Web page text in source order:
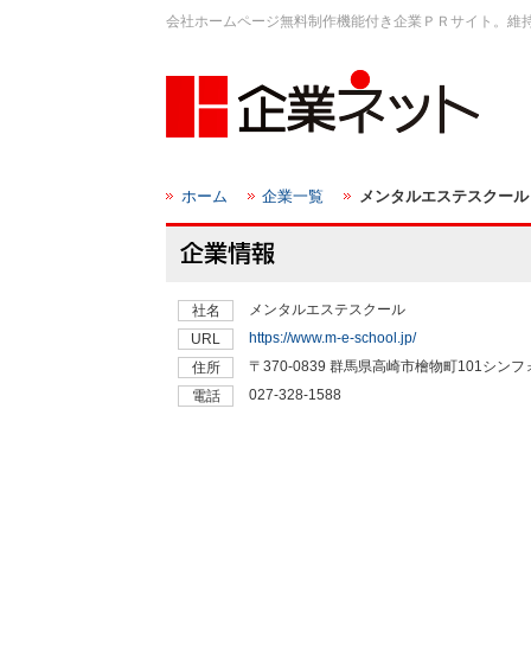
会社ホームページ無料制作機能付き企業ＰＲサイト。
ホーム 企業一覧 メンタルエステスクール
社名
メンタルエステスクール
URL
https://www.m-e-school.jp/
住所
〒370-0839 群馬県高崎市檜物町101シンフ
電話
027-328-1588